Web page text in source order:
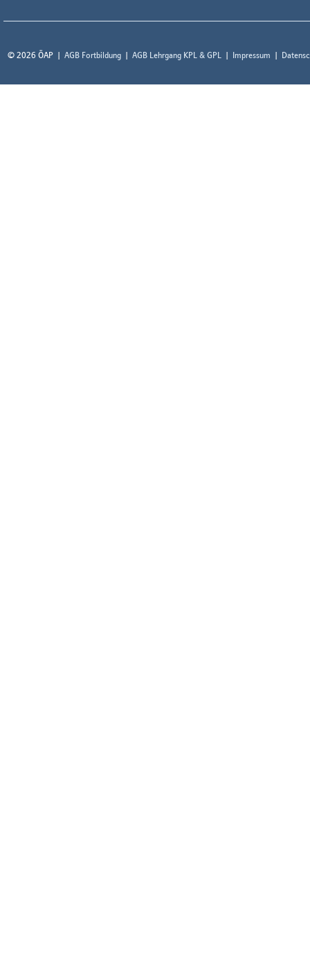
© 2026 ÖAP AGB Fortbildung AGB Lehrgang KPL & GPL Impressum